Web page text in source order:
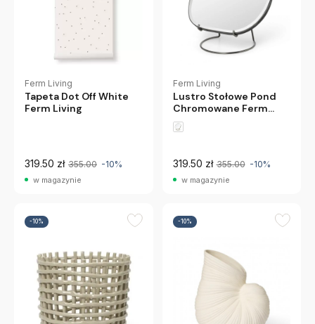
Ferm Living
Tapeta Dot Off White
Ferm Living
319.50 zł 355.00 -10%
w magazynie
Ferm Living
Lustro Stołowe Pond
Chromowane Ferm
Living
319.50 zł 355.00 -10%
w magazynie
-10% -10%